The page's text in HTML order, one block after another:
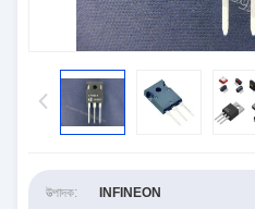
উত্পাদক: INFINEON